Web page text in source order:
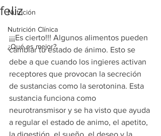
Nutrición
Nutrición Clínica
¿Qué es mejor?
feliz
¡¡¡Es cierto!!! Algunos alimentos pueden
cambiar tu estado de ánimo. Esto se
debe a que cuando los ingieres activan
receptores que provocan la secreción
de sustancias como la serotonina. Esta
sustancia funciona como
neurotransmisor y se ha visto que ayuda
a regular el estado de animo, el apetito,
la digestión, el sueño, el deseo y la